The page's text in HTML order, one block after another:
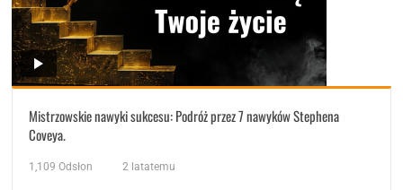
Mistrzowskie nawyki sukcesu: Podróż przez 7 nawyków Stephena
Coveya.
1,109 Odsłon 2 latatemu